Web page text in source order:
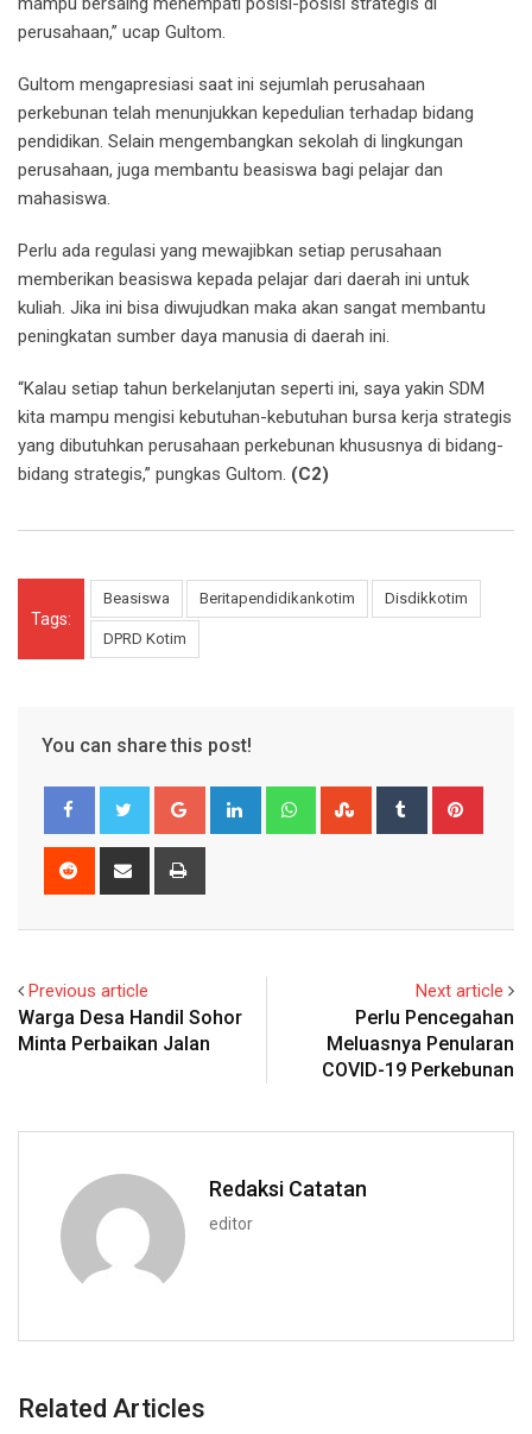
perusahaan,” ucap Gultom.
Gultom mengapresiasi saat ini sejumlah perusahaan
perkebunan telah menunjukkan kepedulian terhadap bidang
pendidikan. Selain mengembangkan sekolah di lingkungan
perusahaan, juga membantu beasiswa bagi pelajar dan
mahasiswa.
Perlu ada regulasi yang mewajibkan setiap perusahaan
memberikan beasiswa kepada pelajar dari daerah ini untuk
kuliah. Jika ini bisa diwujudkan maka akan sangat membantu
peningkatan sumber daya manusia di daerah ini.
“Kalau setiap tahun berkelanjutan seperti ini, saya yakin SDM
kita mampu mengisi kebutuhan-kebutuhan bursa kerja strategis
yang dibutuhkan perusahaan perkebunan khususnya di bidang-
bidang strategis,” pungkas Gultom. (C2)
Tags:
Beasiswa Beritapendidikankotim Disdikkotim
DPRD Kotim
You can share this post!
Google+ LinkedIn WhatsappStumbleUpon
Tumblr
Reddit
Share
Previous article
Warga Desa Handil Sohor
Minta Perbaikan Jalan
Next article
Perlu Pencegahan
Meluasnya Penularan
COVID-19 Perkebunan
Redaksi Catatan
editor
Related Articles